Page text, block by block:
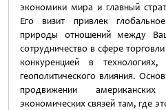
экономики мира и главный
Его визит привлек
природы отношений между
сотрудничество в сфере
конкуренцией в
геополитического влияния.
продвижении
экономических связей там, где